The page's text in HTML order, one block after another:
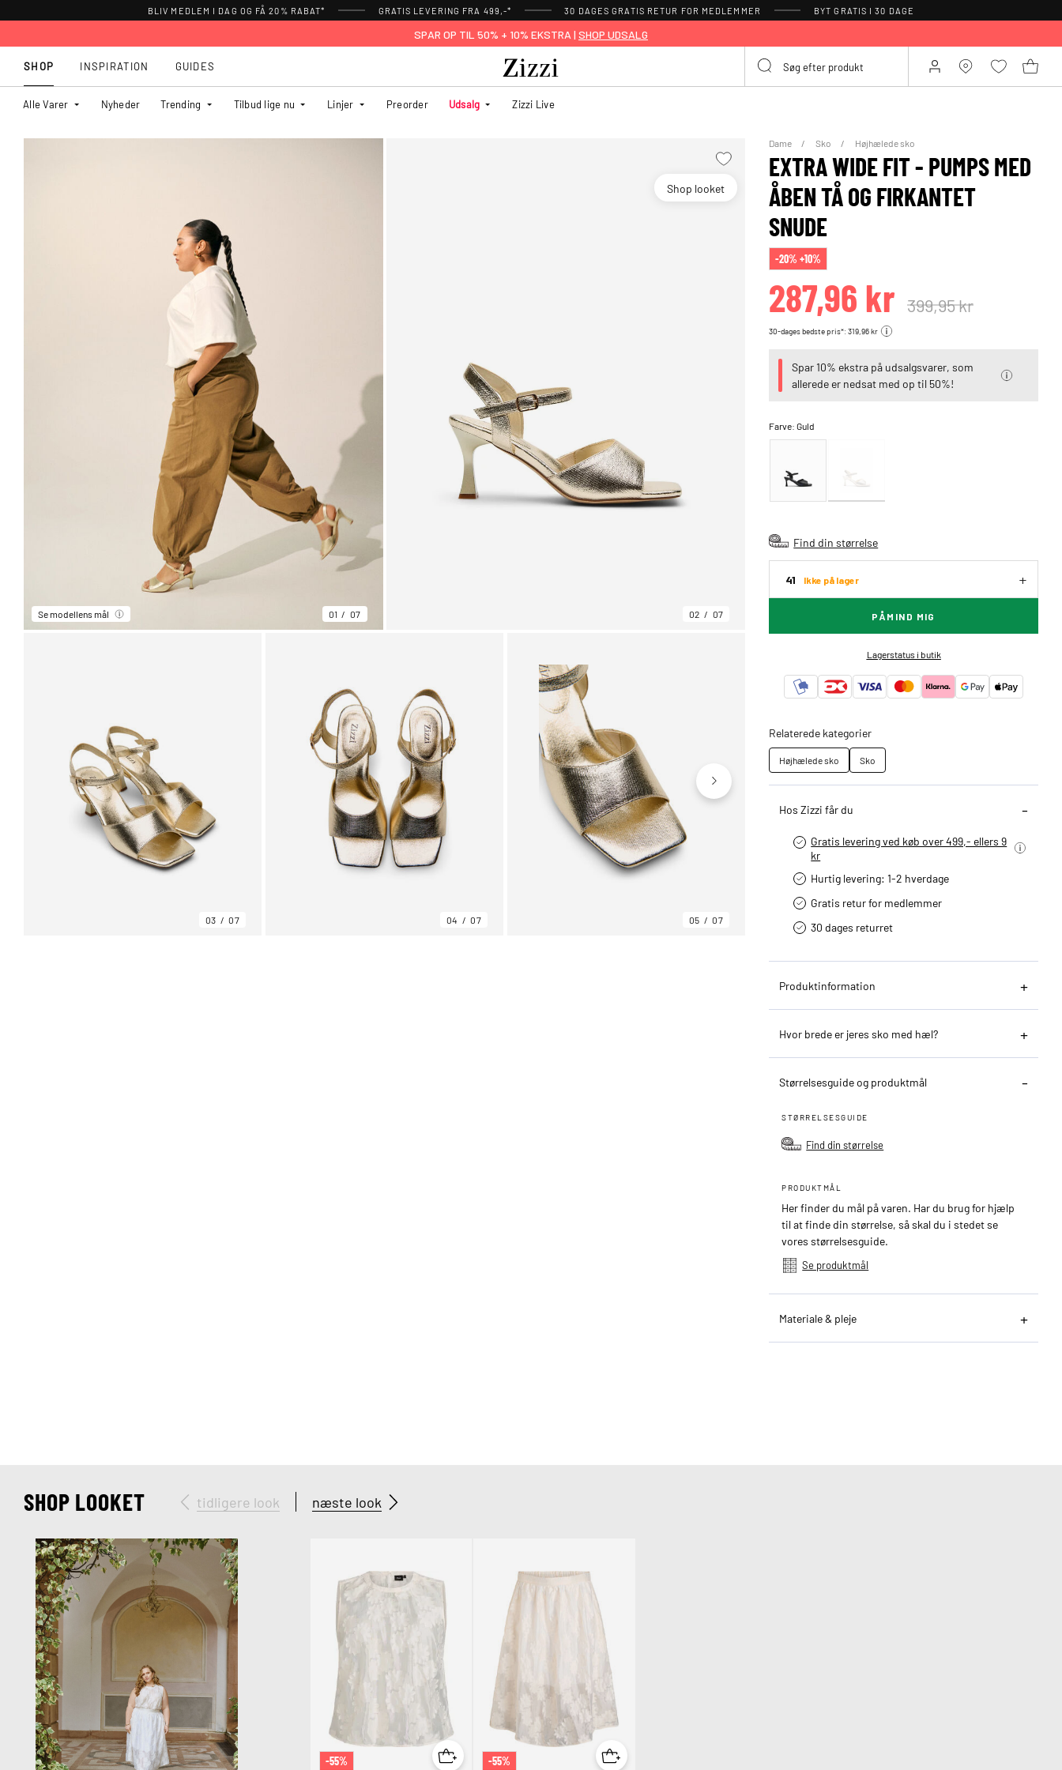
BLIV MEDLEM I DAG OG FÅ 20% RABAT* GRATIS LEVERING FRA 499,-* 30 DAGES GRATIS RETUR FOR MEDLEMMER BYT GRATIS I 30 DAGE
SPAR OP TIL 50% + 10% EKSTRA | SHOP UDSALG
SHOP
Alle Varer Nyheder Trending Tilbud lige nu Linjer Preorder Udsalg Zizzi Live
INSPIRATION GUIDES
Shop looket
Se modellens mål 01 07 02 07
03 07 04 07 05 07
Dame Sko Højhælede sko
EXTRA WIDE FIT - PUMPS MED
ÅBEN TÅ OG FIRKANTET
SNUDE
-20% +10%
287,96 kr 399,95 kr
30-dages bedste pris*: 319,96 kr
Spar 10% ekstra på udsalgsvarer, som
allerede er nedsat med op til 50%!
Farve:Guld
Find din størrelse
41 Ikke på lager
PÅMIND MIG
Lagerstatus i butik
Relaterede kategorier
Højhælede sko Sko
Hos Zizzi får du
Gratis levering ved køb over 499,- ellers 9
kr
Hurtig levering­: 1-2 hverdage
Gratis retur for medlemmer
30 dages returret
Produktinformation
Hvor brede er jeres sko med hæl?
Størrelsesguide og produktmål
STØRRELSESGUIDE
Find din størrelse
PRODUKTMÅL
Her finder du mål på varen. Har du brug for hjælp
til at finde din størrelse, så skal du i stedet se
vores størrelsesguide.
Se produktmål
Materiale & pleje
SHOP LOOKET tidligere look næste look
-55% -55%